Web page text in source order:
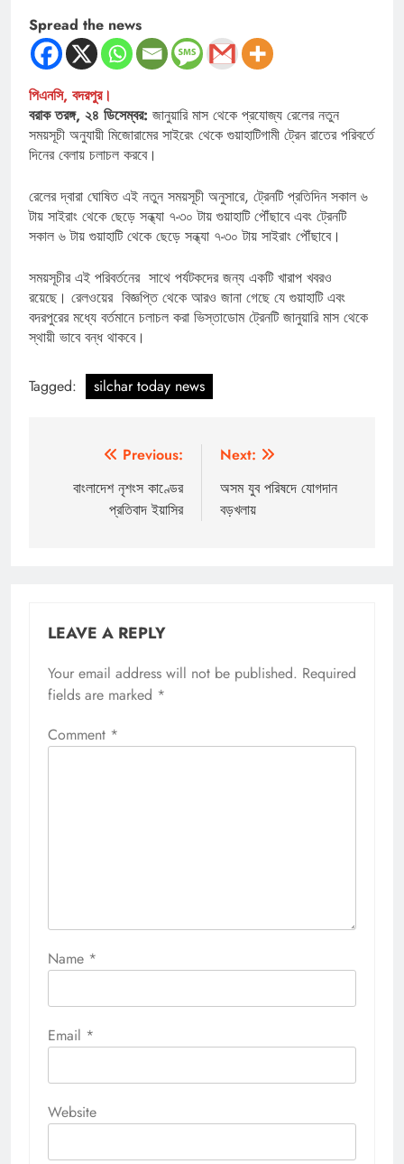
Spread the news
পিএনসি, বদরপুর।
বরাক তরঙ্গ, ২৪ ডিসেম্বর: জানুয়ারি মাস থেকে প্রযোজ্য রেলের নতুন
সময়সূচী অনুযায়ী মিজোরামের সাইরেং থেকে গুয়াহাটিগামী ট্রেন রাতের পরিবর্তে
দিনের বেলায় চলাচল করবে।
রেলের দ্বারা ঘোষিত এই নতুন সময়সূচী অনুসারে, ট্রেনটি প্রতিদিন সকাল ৬
টায় সাইরাং থেকে ছেড়ে সন্ধ্যা ৭-৩০ টায় গুয়াহাটি পৌঁছাবে এবং ট্রেনটি
সকাল ৬ টায় গুয়াহাটি থেকে ছেড়ে সন্ধ্যা ৭-৩০ টায় সাইরাং পৌঁছাবে।
সময়সূচীর এই পরিবর্তনের সাথে পর্যটকদের জন্য একটি খারাপ খবরও
রয়েছে। রেলওয়ের বিজ্ঞপ্তি থেকে আরও জানা গেছে যে গুয়াহাটি এবং
বদরপুরের মধ্যে বর্তমানে চলাচল করা ভিস্তাডোম ট্রেনটি জানুয়ারি মাস থেকে
স্থায়ী ভাবে বন্ধ থাকবে।
Tagged: silchar today news
navigation
Previous:
বাংলাদেশ নৃশংস কাণ্ডের
প্রতিবাদ ইয়াসির
Next:
অসম যুব পরিষদে যোগদান
বড়খলায়
LEAVE A REPLY
Your email address will not be published. Required
fields are marked *
Comment *
Name *
Email *
Website